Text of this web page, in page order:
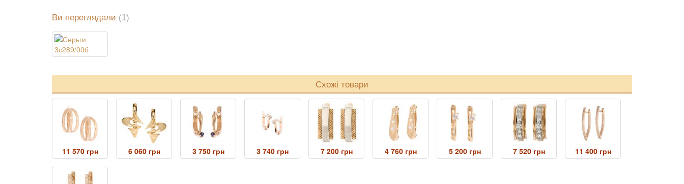
Ви переглядали (1)
Схожі товари
11 570 грн 6 060 грн 3 750 грн 3 740 грн 7 200 грн 4 760 грн 5 200 грн 7 520 грн 11 400 грн